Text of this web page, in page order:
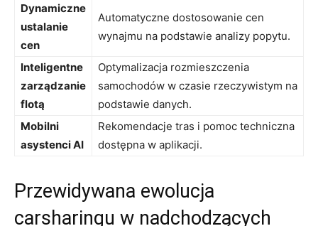
Dynamiczne
ustalanie
cen
Automatyczne dostosowanie cen
wynajmu na podstawie analizy popytu.
Inteligentne
zarządzanie
flotą
Optymalizacja rozmieszczenia
samochodów w czasie rzeczywistym na
podstawie danych.
Mobilni
asystenci AI
Rekomendacje tras i pomoc techniczna
dostępna w aplikacji.
Przewidywana ewolucja
carsharingu w nadchodzących